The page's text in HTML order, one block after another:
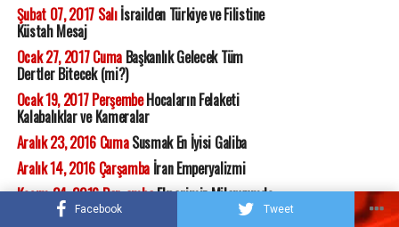
Facebook Tweet
Şubat 07, 2017 Salıİsrailden Türkiye ve Filistine
Küstah Mesaj
Ocak 27, 2017 CumaBaşkanlık Gelecek Tüm
Dertler Bitecek (mi?)
Ocak 19, 2017 PerşembeHocaların Felaketi
Kalabalıklar ve Kameralar
Aralık 23, 2016 CumaSusmak En İyisi Galiba
Aralık 14, 2016 Çarşambaİran Emperyalizmi
Kasım 24, 2016 PerşembeEksenimiz Milenyumda